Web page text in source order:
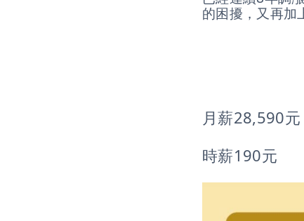
的困擾，又再加
月薪28,590元
時薪190元